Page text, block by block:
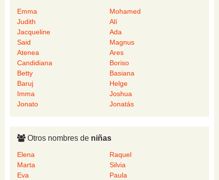
Emma
Mohamed
Judith
Alí
Jacqueline
Ada
Said
Magnus
Atenea
Ares
Candidiana
Boriso
Betty
Basiana
Baruj
Helge
Imma
Joshua
Jonato
Jonatás
Otros nombres de niñas
Elena
Raquel
Marta
Silvia
Eva
Paula